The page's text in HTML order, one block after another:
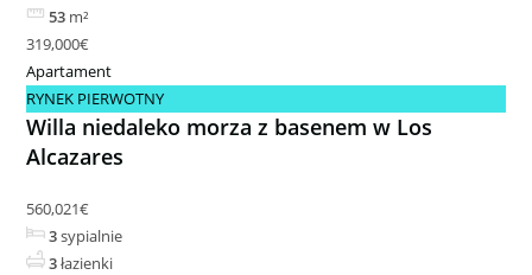
53 m²
319,000€
Apartament
RYNEK PIERWOTNY
Willa niedaleko morza z basenem w Los
Alcazares
560,021€
3sypialnie
3łazienki